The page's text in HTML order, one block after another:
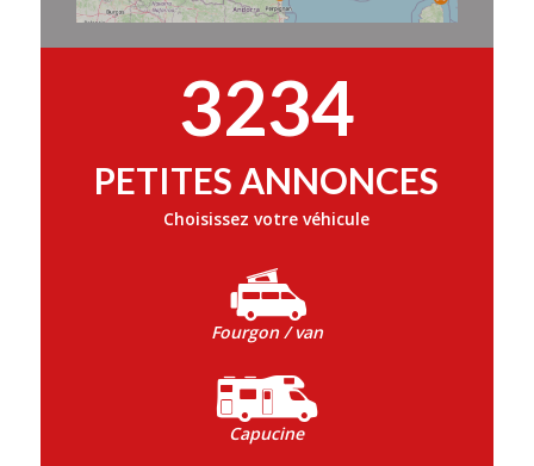
3234
PETITES ANNONCES
Choisissez votre véhicule
Fourgon / van
Capucine